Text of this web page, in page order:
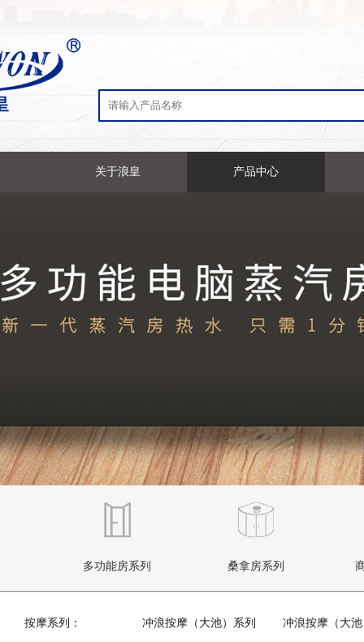
关于浪皇 产品中心
多功能房系列 桑拿房系列
按摩系列： 冲浪按摩（大池）系列 冲浪按摩（大